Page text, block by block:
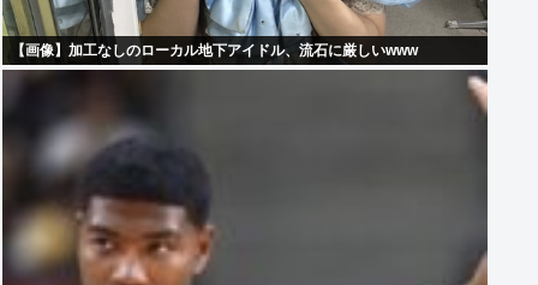
【画像】加工なしのローカル地下アイドル、流石に厳しいwww